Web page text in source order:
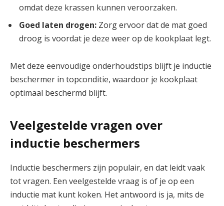
omdat deze krassen kunnen veroorzaken.
Goed laten drogen: Zorg ervoor dat de mat goed
droog is voordat je deze weer op de kookplaat legt.
Met deze eenvoudige onderhoudstips blijft je inductie
beschermer in topconditie, waardoor je kookplaat
optimaal beschermd blijft.
Veelgestelde vragen over
inductie beschermers
Inductie beschermers zijn populair, en dat leidt vaak
tot vragen. Een veelgestelde vraag is of je op een
inductie mat kunt koken. Het antwoord is ja, mits de